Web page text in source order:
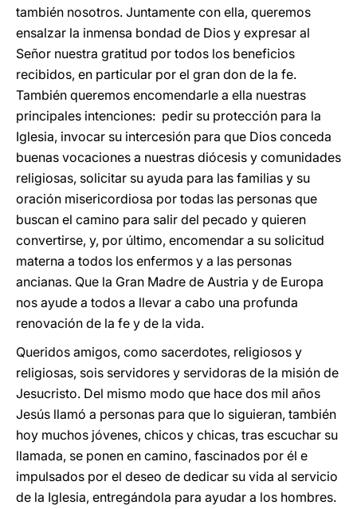
también nosotros. Juntamente con ella, queremos
ensalzar la inmensa bondad de Dios y expresar al
Señor nuestra gratitud por todos los beneficios
recibidos, en particular por el gran don de la fe.
También queremos encomendarle a ella nuestras
principales intenciones: pedir su protección para la
Iglesia, invocar su intercesión para que Dios conceda
buenas vocaciones a nuestras diócesis y comunidades
religiosas, solicitar su ayuda para las familias y su
oración misericordiosa por todas las personas que
buscan el camino para salir del pecado y quieren
convertirse, y, por último, encomendar a su solicitud
materna a todos los enfermos y a las personas
ancianas. Que la Gran Madre de Austria y de Europa
nos ayude a todos a llevar a cabo una profunda
renovación de la fe y de la vida.
Queridos amigos, como sacerdotes, religiosos y
religiosas, sois servidores y servidoras de la misión de
Jesucristo. Del mismo modo que hace dos mil años
Jesús llamó a personas para que lo siguieran, también
hoy muchos jóvenes, chicos y chicas, tras escuchar su
llamada, se ponen en camino, fascinados por él e
impulsados por el deseo de dedicar su vida al servicio
de la Iglesia, entregándola para ayudar a los hombres.